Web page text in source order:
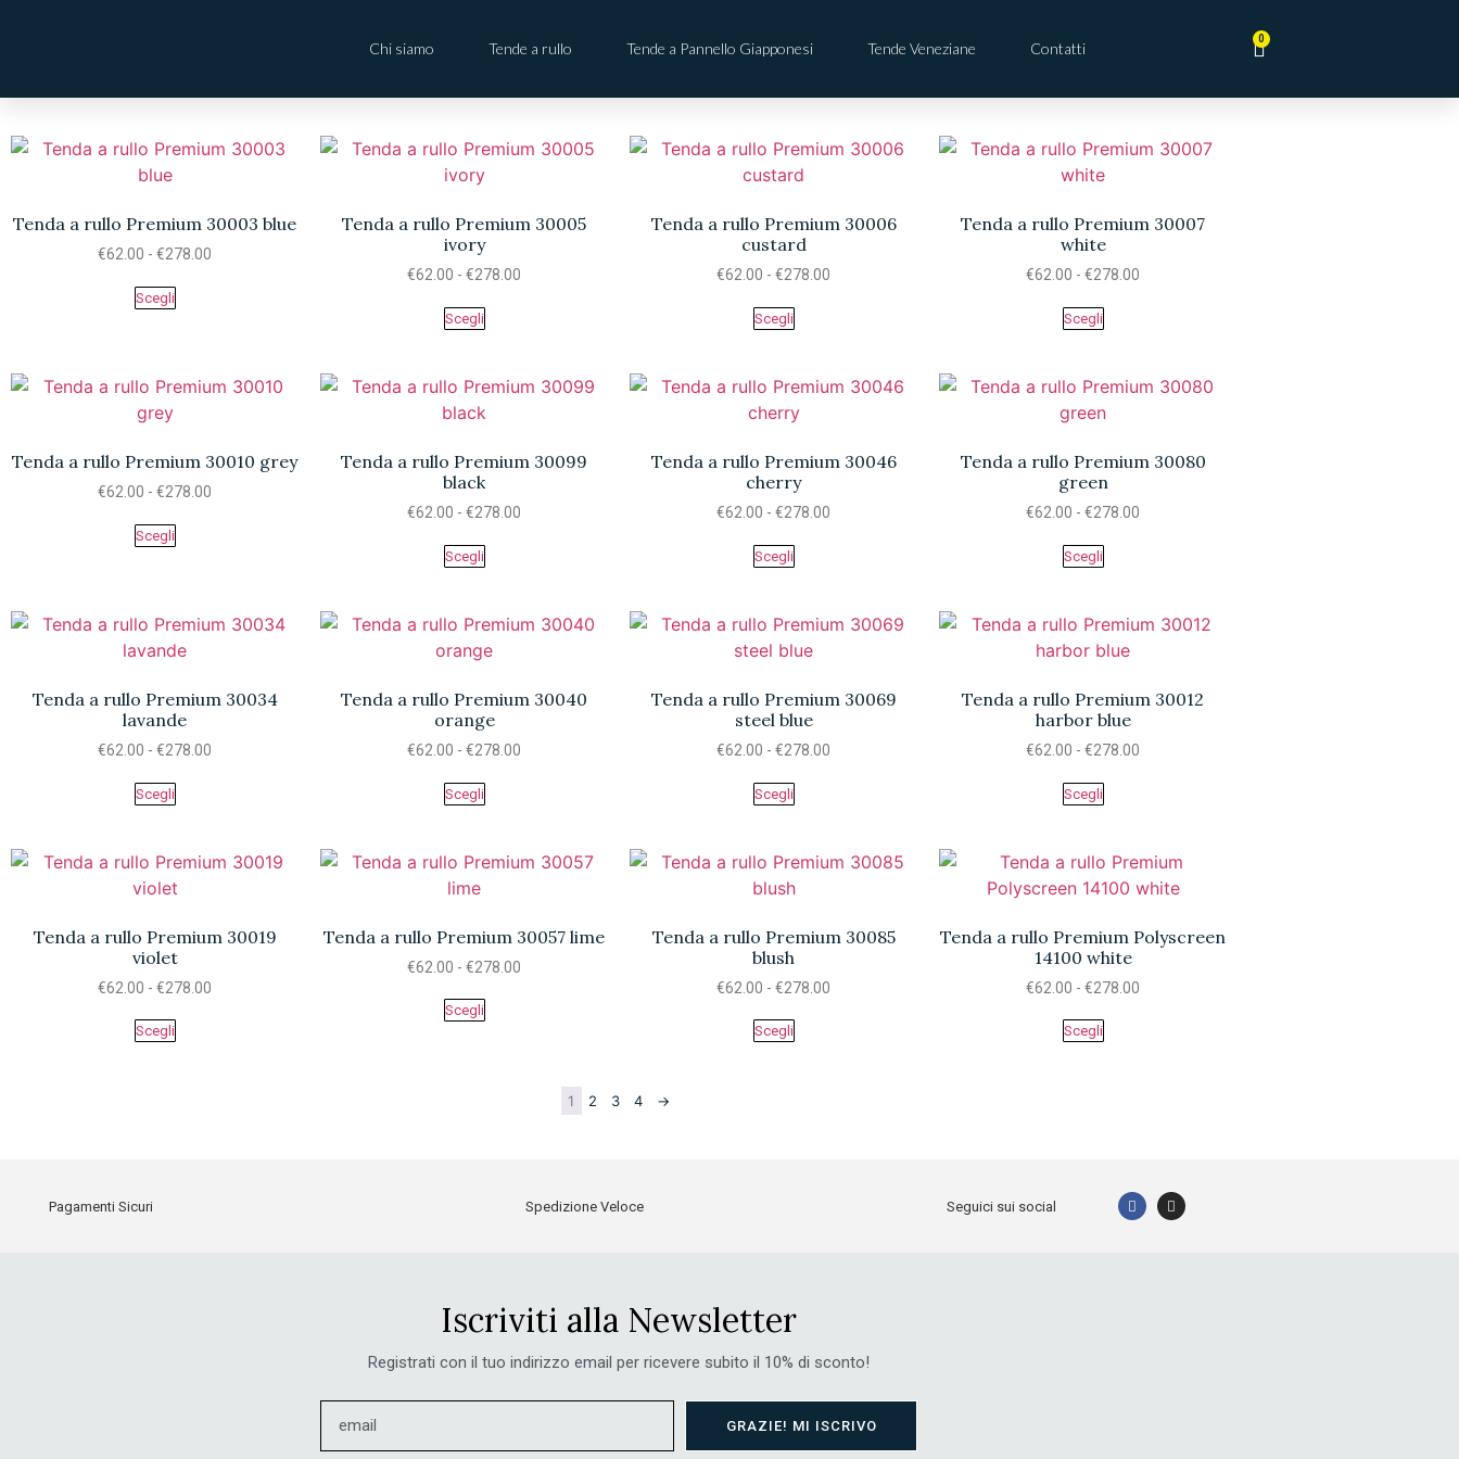
Chi siamo Tende a rullo Tende a Pannello Giapponesi Tende Veneziane Contatti
0
Tenda a rullo Premium 30003 blue
€62.00 - €278.00
Scegli
Tenda a rullo Premium 30005
ivory
€62.00 - €278.00
Scegli
Tenda a rullo Premium 30006
custard
€62.00 - €278.00
Scegli
Tenda a rullo Premium 30007
white
€62.00 - €278.00
Scegli
Tenda a rullo Premium 30010 grey
€62.00 - €278.00
Scegli
Tenda a rullo Premium 30099
black
€62.00 - €278.00
Scegli
Tenda a rullo Premium 30046
cherry
€62.00 - €278.00
Scegli
Tenda a rullo Premium 30080
green
€62.00 - €278.00
Scegli
Tenda a rullo Premium 30034
lavande
€62.00 - €278.00
Scegli
Tenda a rullo Premium 30040
orange
€62.00 - €278.00
Scegli
Tenda a rullo Premium 30069
steel blue
€62.00 - €278.00
Scegli
Tenda a rullo Premium 30012
harbor blue
€62.00 - €278.00
Scegli
Tenda a rullo Premium 30019
violet
€62.00 - €278.00
Scegli
Tenda a rullo Premium 30057 lime
€62.00 - €278.00
Scegli
Tenda a rullo Premium 30085
blush
€62.00 - €278.00
Scegli
Tenda a rullo Premium Polyscreen
14100 white
€62.00 - €278.00
Scegli
1 2 3 4 →
Pagamenti Sicuri Spedizione Veloce Seguici sui social
Iscriviti alla Newsletter
Registrati con il tuo indirizzo email per ricevere subito il 10% di sconto!
GRAZIE! MI ISCRIVO